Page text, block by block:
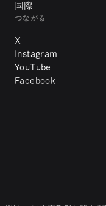
国際
つながる
X
Instagram
YouTube
Facebook